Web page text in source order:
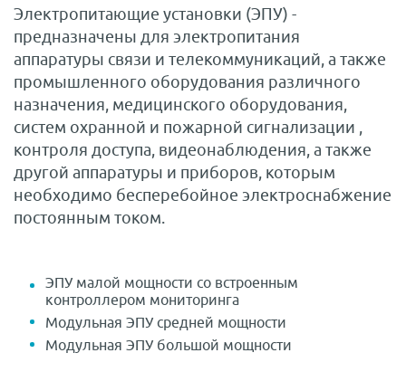
Электропитающие установки (ЭПУ) -
предназначены для электропитания
аппаратуры связи и телекоммуникаций, а также
промышленного оборудования различного
назначения, медицинского оборудования,
систем охранной и пожарной сигнализации ,
контроля доступа, видеонаблюдения, а также
другой аппаратуры и приборов, которым
необходимо бесперебойное электроснабжение
постоянным током.
ЭПУ малой мощности со встроенным
контроллером мониторинга
Модульная ЭПУ средней мощности
Модульная ЭПУ большой мощности